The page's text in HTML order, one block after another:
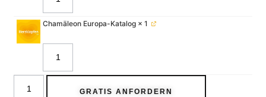
Chamäleon Europa-Katalog × 1
GRATIS ANFORDERN